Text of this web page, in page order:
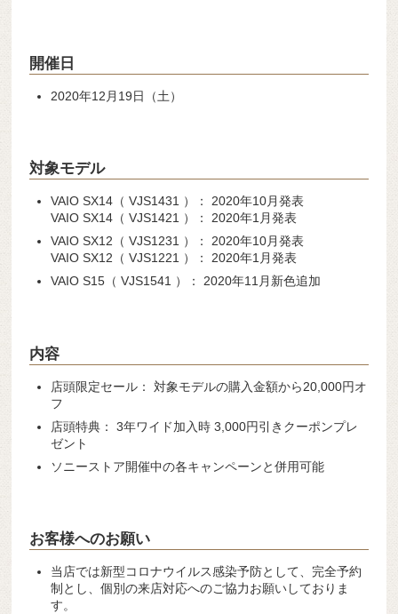
開催日
2020年12月19日（土）
対象モデル
VAIO SX14（ VJS1431 ）： 2020年10月発表
VAIO SX14（ VJS1421 ）： 2020年1月発表
VAIO SX12（ VJS1231 ）： 2020年10月発表
VAIO SX12（ VJS1221 ）： 2020年1月発表
VAIO S15（ VJS1541 ）： 2020年11月新色追加
内容
店頭限定セール： 対象モデルの購入金額から20,000円オ
フ
店頭特典： 3年ワイド加入時 3,000円引きクーポンプレ
ゼント
ソニーストア開催中の各キャンペーンと併用可能
お客様へのお願い
当店では新型コロナウイルス感染予防として、完全予約
制とし、個別の来店対応へのご協力お願いしておりま
す。